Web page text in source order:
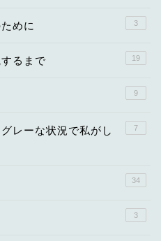
めに 3
るまで 19
9
レーな状況で私がし
7
34
3